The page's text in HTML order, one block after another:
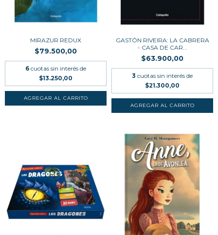
MIRAZUR REDUX
$79.500,00
6 cuotas sin interés de
$13.250,00
GASTÓN RIVEIRA: LA CABRERA
- CASA DE CAR...
$63.900,00
3 cuotas sin interés de
$21.300,00